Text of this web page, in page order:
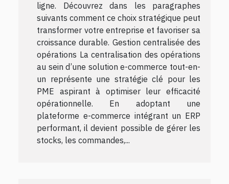
ligne. Découvrez dans les paragraphes
suivants comment ce choix stratégique peut
transformer votre entreprise et favoriser sa
croissance durable. Gestion centralisée des
opérations La centralisation des opérations
au sein d’une solution e-commerce tout-en-
un représente une stratégie clé pour les
PME aspirant à optimiser leur efficacité
opérationnelle. En adoptant une
plateforme e-commerce intégrant un ERP
performant, il devient possible de gérer les
stocks, les commandes,...